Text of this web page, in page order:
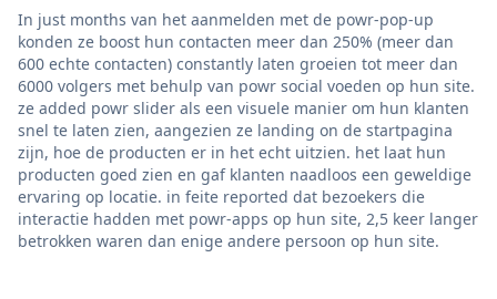
In just months van het aanmelden met de powr-pop-up
konden ze boost hun contacten meer dan 250% (meer dan
600 echte contacten) constantly laten groeien tot meer dan
6000 volgers met behulp van powr social voeden op hun site.
ze added powr slider als een visuele manier om hun klanten
snel te laten zien, aangezien ze landing on de startpagina
zijn, hoe de producten er in het echt uitzien. het laat hun
producten goed zien en gaf klanten naadloos een geweldige
ervaring op locatie. in feite reported dat bezoekers die
interactie hadden met powr-apps op hun site, 2,5 keer langer
betrokken waren dan enige andere persoon op hun site.